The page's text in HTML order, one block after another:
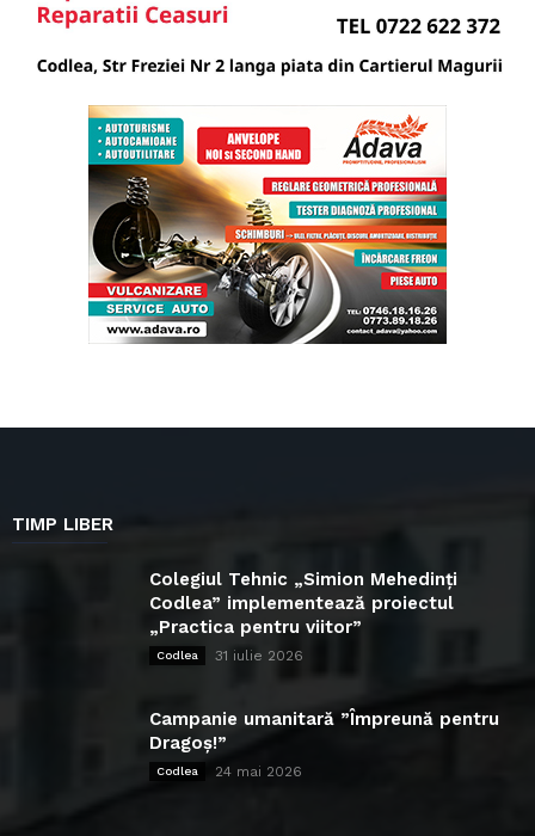
TIMP LIBER
Colegiul Tehnic „Simion Mehedinți
Codlea” implementează proiectul
„Practica pentru viitor”
Codlea 31 iulie 2026
Campanie umanitară ”Împreună pentru
Dragoș!”
Codlea 24 mai 2026